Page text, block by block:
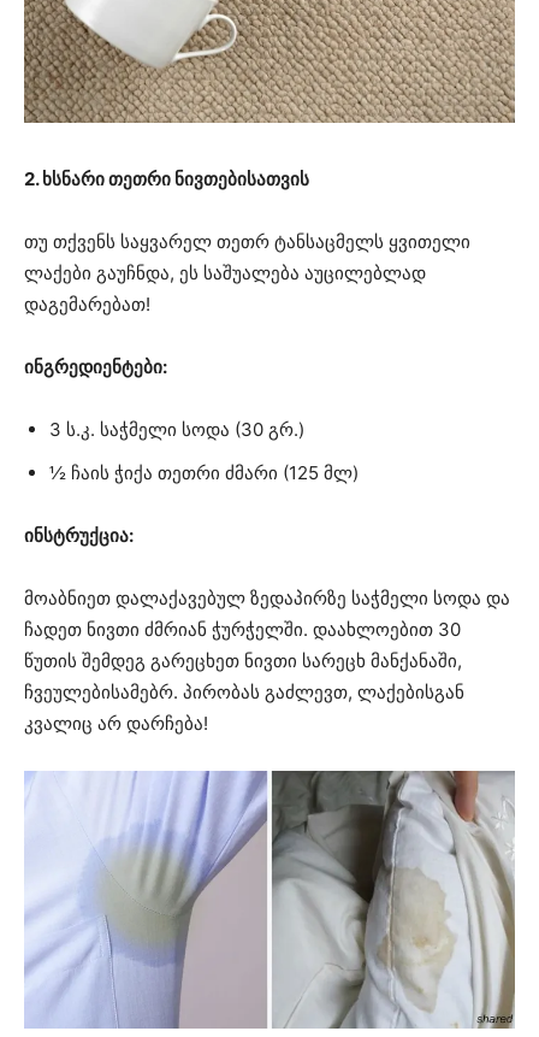
2. ხსნარი თეთრი ნივთებისათვის
თუ თქვენს საყვარელ თეთრ ტანსაცმელს ყვითელი
ლაქები გაუჩნდა, ეს საშუალება აუცილებლად
დაგემარებათ!
ინგრედიენტები:
3 ს.კ. საჭმელი სოდა (30 გრ.)
½ ჩაის ჭიქა თეთრი ძმარი (125 მლ)
ინსტრუქცია:
მოაბნიეთ დალაქავებულ ზედაპირზე საჭმელი სოდა და
ჩადეთ ნივთი ძმრიან ჭურჭელში. დაახლოებით 30
წუთის შემდეგ გარეცხეთ ნივთი სარეცხ მანქანაში,
ჩვეულებისამებრ. პირობას გაძლევთ, ლაქებისგან
კვალიც არ დარჩება!